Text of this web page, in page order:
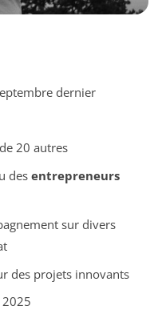
dernier
20 autres
des entrepreneurs
sur divers
des projets innovants